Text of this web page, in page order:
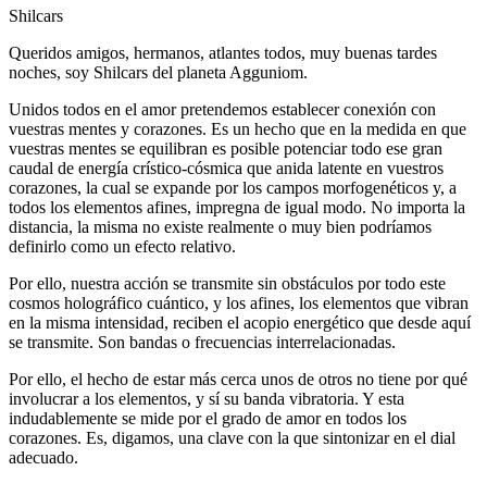
Shilcars
Queridos amigos, hermanos, atlantes todos, muy buenas tardes
noches, soy Shilcars del planeta Agguniom.
Unidos todos en el amor pretendemos establecer conexión con
vuestras mentes y corazones. Es un hecho que en la medida en que
vuestras mentes se equilibran es posible potenciar todo ese gran
caudal de energía crístico-cósmica que anida latente en vuestros
corazones, la cual se expande por los campos morfogenéticos y, a
todos los elementos afines, impregna de igual modo. No importa la
distancia, la misma no existe realmente o muy bien podríamos
definirlo como un efecto relativo.
Por ello, nuestra acción se transmite sin obstáculos por todo este
cosmos holográfico cuántico, y los afines, los elementos que vibran
en la misma intensidad, reciben el acopio energético que desde aquí
se transmite. Son bandas o frecuencias interrelacionadas.
Por ello, el hecho de estar más cerca unos de otros no tiene por qué
involucrar a los elementos, y sí su banda vibratoria. Y esta
indudablemente se mide por el grado de amor en todos los
corazones. Es, digamos, una clave con la que sintonizar en el dial
adecuado.